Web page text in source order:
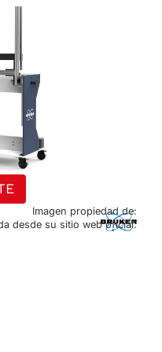
Imagen propiedad de:
desde su sitio web oficial.